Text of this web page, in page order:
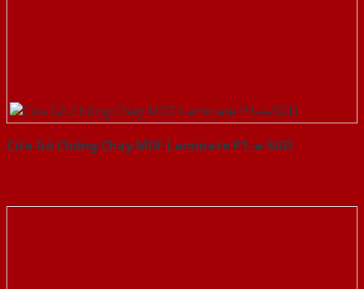
Cửa Gỗ Chống Cháy MDF Laminate P1-a-SGD